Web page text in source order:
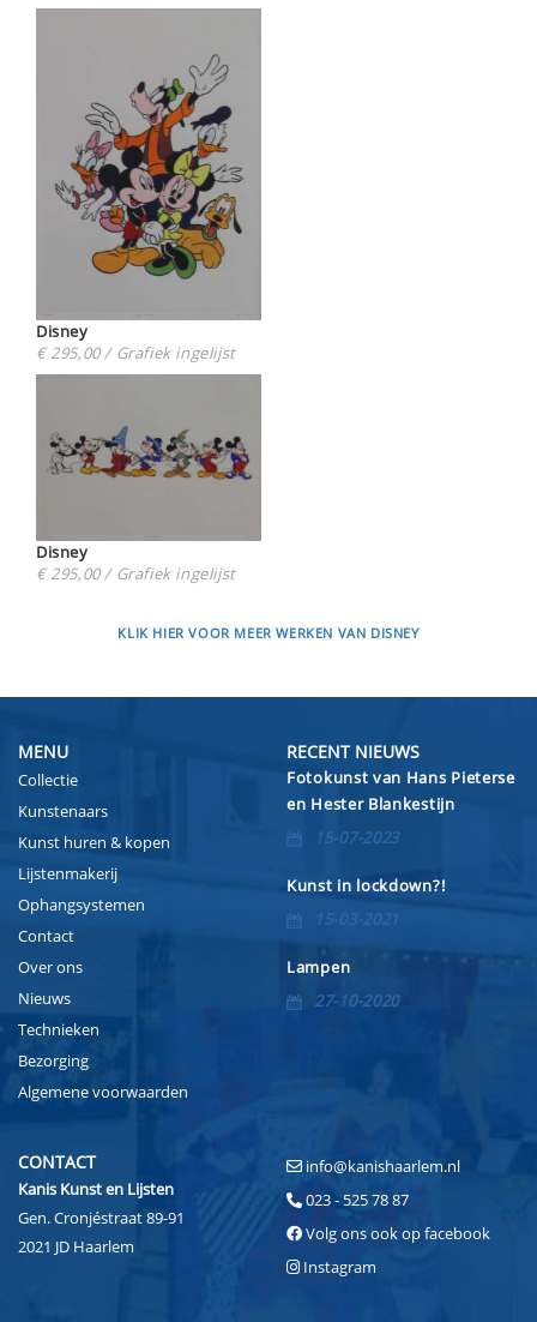
Disney
€ 295,00 / Grafiek ingelijst
Disney
€ 295,00 / Grafiek ingelijst
KLIK HIER VOOR MEER WERKEN VAN DISNEY
MENU
Collectie
Kunstenaars
Kunst huren & kopen
Lijstenmakerij
Ophangsystemen
Contact
Over ons
Nieuws
Technieken
Bezorging
Algemene voorwaarden
RECENT NIEUWS
Fotokunst van Hans Pieterse
en Hester Blankestijn
15-07-2023
Kunst in lockdown?!
15-03-2021
Lampen
27-10-2020
CONTACT
Kanis Kunst en Lijsten
Gen. Cronjéstraat 89-91
2021 JD Haarlem
info@kanishaarlem.nl
023 - 525 78 87
Volg ons ook op facebook
Instagram